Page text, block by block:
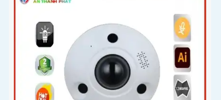
ảnh và âm thanh tốt nhất